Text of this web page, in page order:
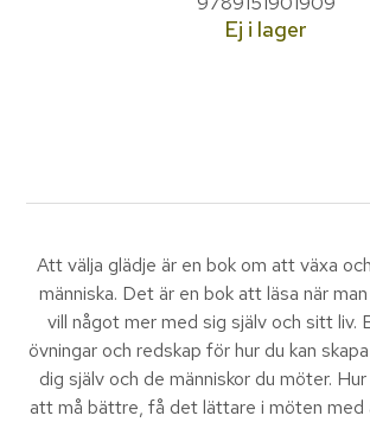
Ej i lager
Att välja glädje är en bok om att växa
människa. Det är en bok att läsa när
vill något mer med sig själv och sitt liv.
övningar och redskap för hur du kan
dig själv och de människor du möter.
att må bättre, få det lättare i möten med